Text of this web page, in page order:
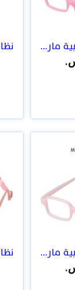
مار...
مار...